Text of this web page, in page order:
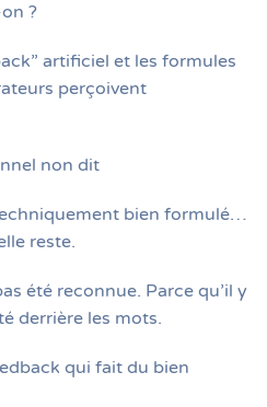
?
artificiel et les formules
perçoivent
non dit
bien formulé…
reste.
été reconnue. Parce qu’il y
derrière les mots.
qui fait du bien